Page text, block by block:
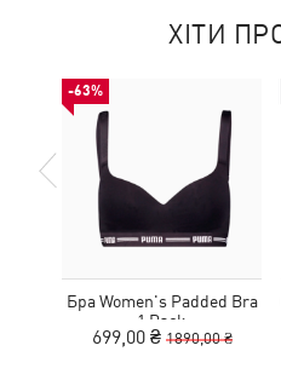
ХІТИ
-63%
Бра Women's Padded Bra
1 Pack
699,00 ₴ 1890,00 ₴